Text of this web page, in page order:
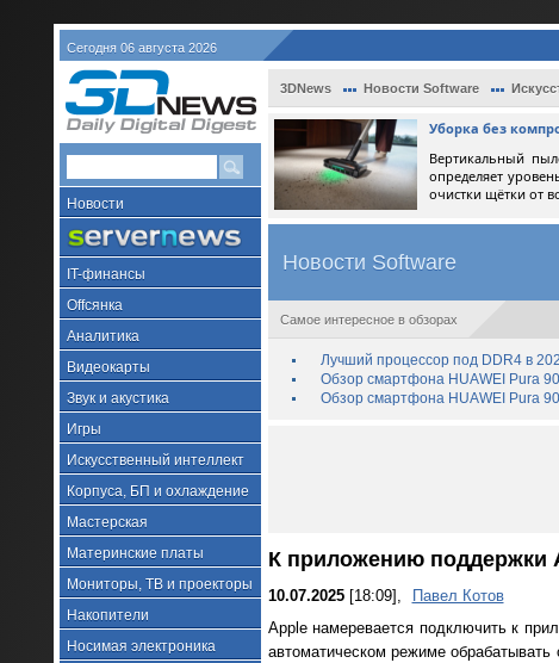
Сегодня 06 августа 2026
Новости
IT-финансы
Offсянка
Аналитика
Видеокарты
Звук и акустика
Игры
Искусственный интеллект
Корпуса, БП и охлаждение
Мастерская
Материнские платы
Мониторы, ТВ и проекторы
Накопители
Носимая электроника
3DNews Новости Software
Уборка без
Вертикальный
определяет
очистки щётки от
Новости Software
Самое интересное в обзорах
Лучший процессор под DDR4 в
Обзор смартфона HUAWEI Pura
Обзор смартфона HUAWEI Pura
К приложению поддержки
10.07.2025[18:09],
Павел Котов
Apple намеревается подключить к
автоматическом режиме